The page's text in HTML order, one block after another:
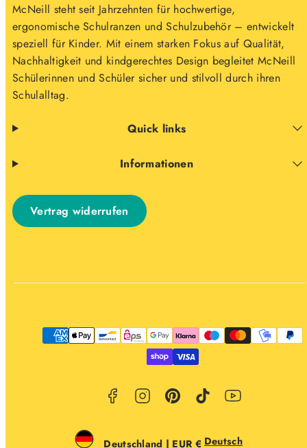
McNeill steht seit Jahrzehnten für hochwertige,
ergonomische Schulranzen und Schulzubehör – entwickelt
speziell für Kinder. Mit einem starken Fokus auf Qualität,
Nachhaltigkeit und kindgerechtes Design begleitet McNeill
Schülerinnen und Schüler sicher und stilvoll durch ihren
Schulalltag.
Quick links
Informationen
Vertrag widerrufen
Zahlungsarten
Facebook
Instagram
Pinterest
YouTube
Deutschland | EUR € Deutsch